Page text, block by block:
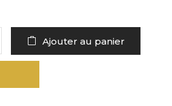
Ajouter au panier